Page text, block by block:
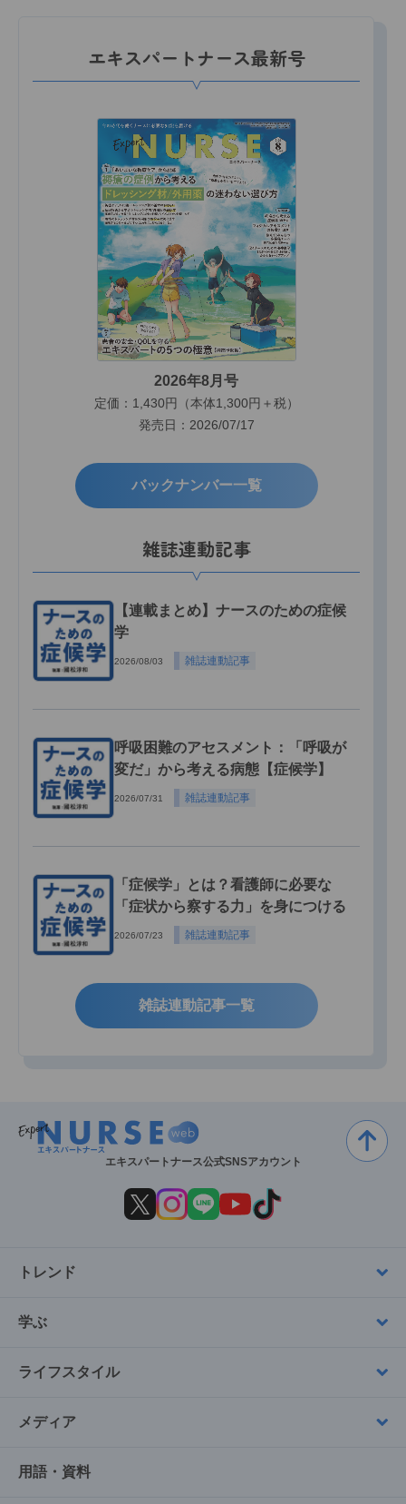
エキスパートナース最新号
2026年8月号
定価：1,430円（本体1,300円＋税）
発売日：2026/07/17
バックナンバー一覧
雑誌連動記事
【連載まとめ】ナースのための症候
学
2026/08/03 雑誌連動記事
呼吸困難のアセスメント：「呼吸が
変だ」から考える病態【症候学】
2026/07/31 雑誌連動記事
「症候学」とは？看護師に必要な
「症状から察する力」を身につける
2026/07/23 雑誌連動記事
雑誌連動記事一覧
エキスパートナース公式SNSアカウント
トレンド
学ぶ
ライフスタイル
メディア
用語・資料